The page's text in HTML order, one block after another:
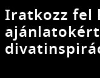
Iratkozz fel